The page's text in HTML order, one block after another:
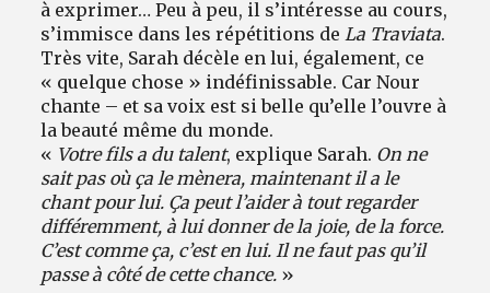
à exprimer… Peu à peu, il s’intéresse au cours,
s’immisce dans les répétitions de La Traviata.
Très vite, Sarah décèle en lui, également, ce
« quelque chose » indéfinissable. Car Nour
chante – et sa voix est si belle qu’elle l’ouvre à
la beauté même du monde.
« Votre fils a du talent, explique Sarah. On ne
sait pas où ça le mènera, maintenant il a le
chant pour lui. Ça peut l’aider à tout regarder
différemment, à lui donner de la joie, de la force.
C’est comme ça, c’est en lui. Il ne faut pas qu’il
passe à côté de cette chance. »